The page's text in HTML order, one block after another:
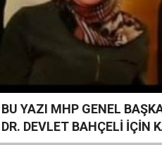
BU YAZI MHP GENEL
DR. DEVLET BAHÇELİ İÇİN